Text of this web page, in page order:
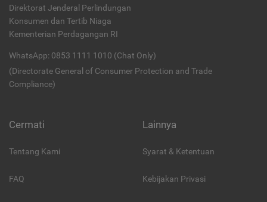
Direktorat Jenderal Perlindungan
Konsumen dan Tertib Niaga
Kementerian Perdagangan RI
WhatsApp: 0853 1111 1010 (Chat Only)
(Directorate General of Consumer Protection and Trade
Compliance)
Cermati
Tentang Kami
FAQ
Lainnya
Syarat & Ketentuan
Kebijakan Privasi